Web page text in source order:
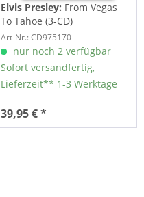
Elvis Presley: From Vegas
To Tahoe (3-CD)
Art-Nr.: CD975170
nur noch 2 verfügbar
Sofort versandfertig,
Lieferzeit** 1-3 Werktage
39,95 € *